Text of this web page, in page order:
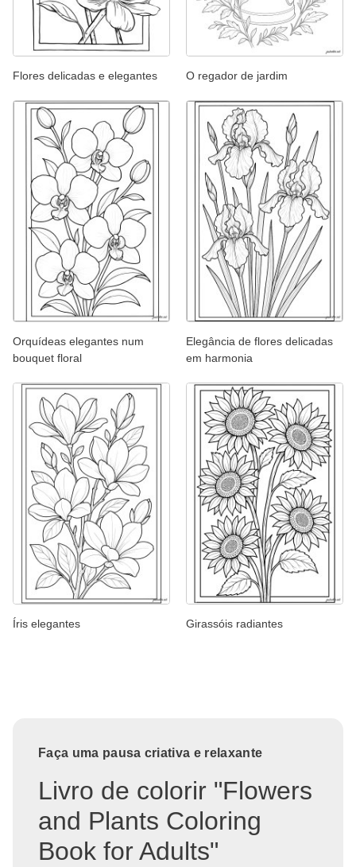
Flores delicadas e elegantes O regador de jardim
Orquídeas elegantes num
bouquet floral
Elegância de flores delicadas
em harmonia
Íris elegantes Girassóis radiantes
Faça uma pausa criativa e relaxante
Livro de colorir "Flowers
and Plants Coloring
Book for Adults"